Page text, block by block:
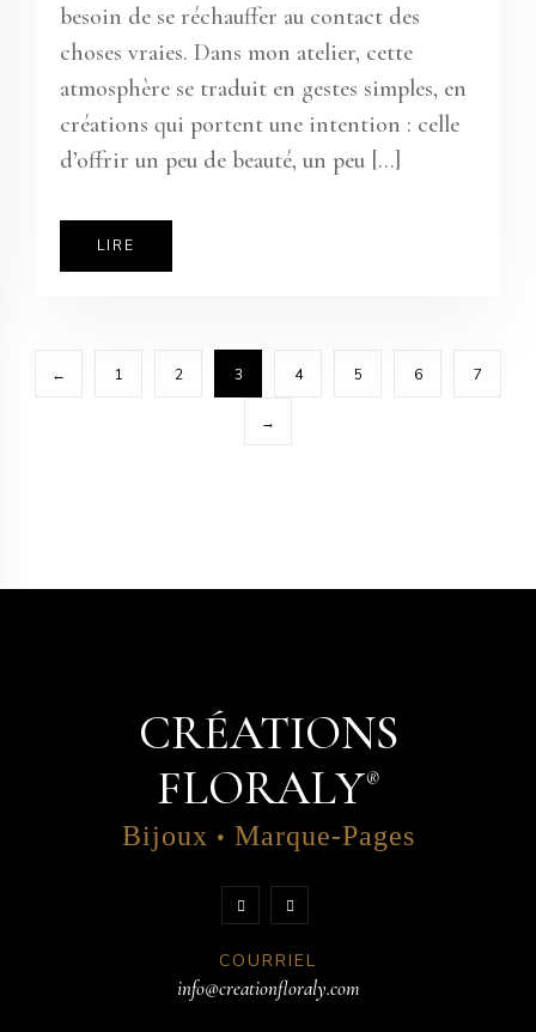
besoin de se réchauffer au contact des
choses vraies. Dans mon atelier, cette
atmosphère se traduit en gestes simples, en
créations qui portent une intention : celle
d’offrir un peu de beauté, un peu […]
LIRE
← 1 2 3 4 5 6 7
→
CRÉATIONS
FLORALY®
Bijoux • Marque-Pages
COURRIEL
info@creationfloraly.com